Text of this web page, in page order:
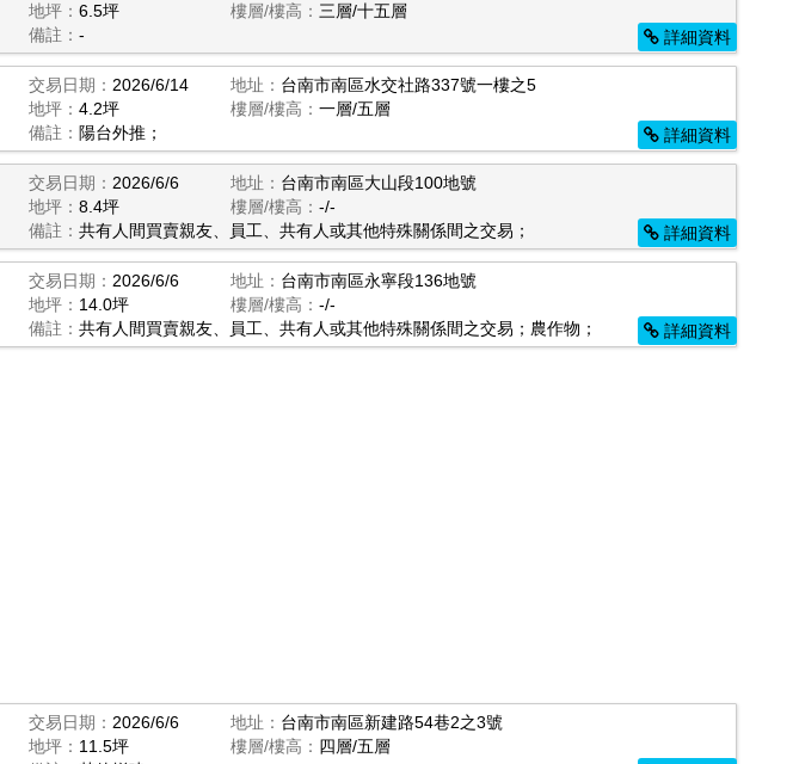
地坪： 6.5坪 樓層/樓高： 三層/十五層
備註： - 詳細資料
交易日期： 2026/6/14 地址： 台南市南區水交社路337號一樓之5
地坪： 4.2坪 樓層/樓高： 一層/五層
備註： 陽台外推； 詳細資料
交易日期： 2026/6/6 地址： 台南市南區大山段100地號
地坪： 8.4坪 樓層/樓高： -/-
備註： 共有人間買賣親友、員工、共有人或其他特殊關係間之交易； 詳細資料
交易日期： 2026/6/6 地址： 台南市南區永寧段136地號
地坪： 14.0坪 樓層/樓高： -/-
備註： 共有人間買賣親友、員工、共有人或其他特殊關係間之交易；農作物； 詳細資料
交易日期： 2026/6/6 地址： 台南市南區新建路54巷2之3號
地坪： 11.5坪 樓層/樓高： 四層/五層